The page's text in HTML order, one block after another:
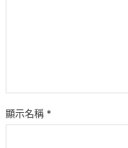
顯示名稱 *